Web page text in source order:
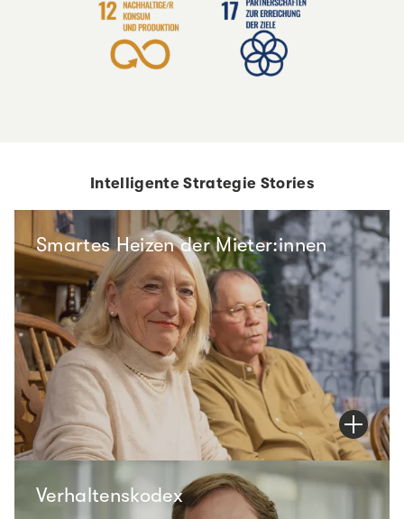
Intelligente Strategie Stories
Smartes Heizen der Mieter:innen
Verhaltenskodex